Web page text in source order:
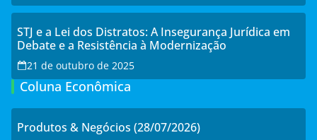
STJ e a Lei dos Distratos: A Insegurança Jurídica em
Debate e a Resistência à Modernização
21 de outubro de 2025
Coluna Econômica
Produtos & Negócios (28/07/2026)